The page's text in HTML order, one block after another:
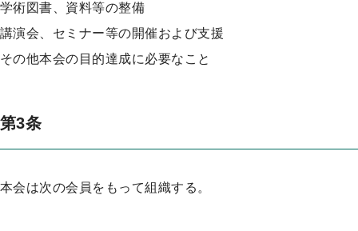
学術図書、資料等の整備
講演会、セミナー等の開催および支援
その他本会の目的達成に必要なこと
第3条
本会は次の会員をもって組織する。